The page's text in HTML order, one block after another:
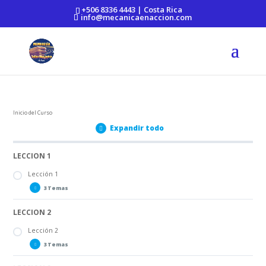
https://mecanicaenaccion.com/+506 8336 4443 | Costa Rica
info@mecanicaenaccion.com
Inicio del Curso
Expandir todo
LECCION 1
Lección 1
3 Temas
Lección 1 PARTE A
Lección 1 PARTE B
Lección 1 PARTE C
LECCION 2
Lección 2
3 Temas